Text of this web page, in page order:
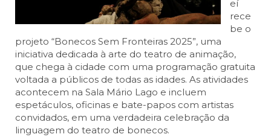
eí
rece
be o
projeto “Bonecos Sem Fronteiras 2025”, uma
iniciativa dedicada à arte do teatro de animação,
que chega à cidade com uma programação gratuita
voltada a públicos de todas as idades. As atividades
acontecem na Sala Mário Lago e incluem
espetáculos, oficinas e bate-papos com artistas
convidados, em uma verdadeira celebração da
linguagem do teatro de bonecos.